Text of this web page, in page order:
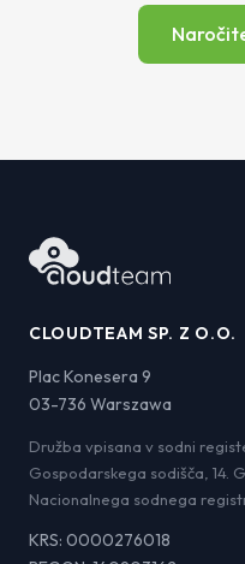
CLOUDTEAM SP. Z O.O.
Plac Konesera 9
03-736 Warszawa
Družba vpisana v sodni
Gospodarskega sodišča, 14.
Nacionalnega sodnega
KRS: 0000276018